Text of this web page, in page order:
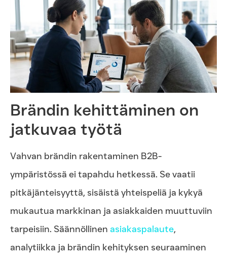
Brändin kehittäminen on
jatkuvaa työtä
Vahvan brändin rakentaminen B2B-
ympäristössä ei tapahdu hetkessä. Se vaatii
pitkäjänteisyyttä, sisäistä yhteispeliä ja kykyä
mukautua markkinan ja asiakkaiden muuttuviin
tarpeisiin. Säännöllinen asiakaspalaute,
analytiikka ja brändin kehityksen seuraaminen